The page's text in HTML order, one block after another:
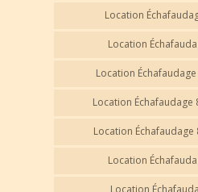
Location
Location
Location
Location Échafaudage
Location
Location